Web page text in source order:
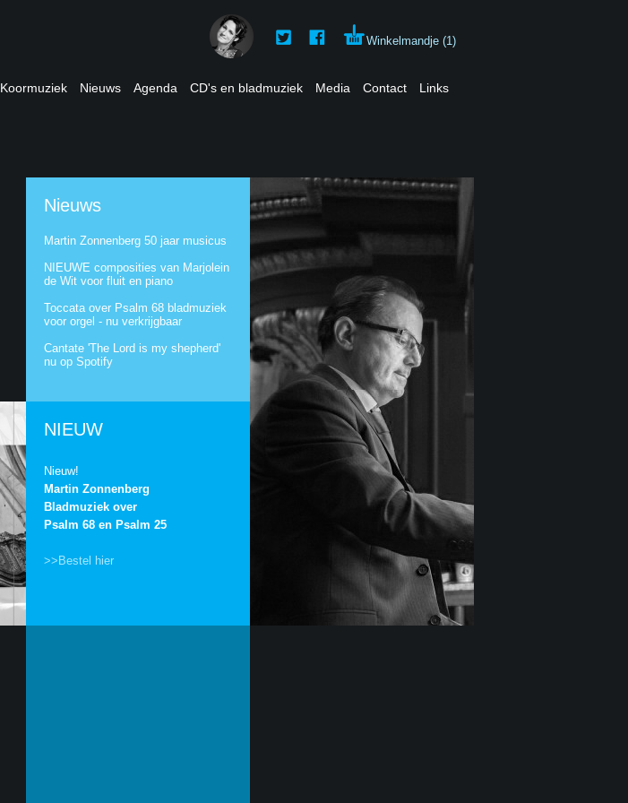
Winkelmandje (1)
Koormuziek Nieuws Agenda CD's en bladmuziek Media Contact Links
Nieuws
Martin Zonnenberg 50 jaar musicus
NIEUWE composities van Marjolein
de Wit voor fluit en piano
Toccata over Psalm 68 bladmuziek
voor orgel - nu verkrijgbaar
Cantate 'The Lord is my shepherd'
nu op Spotify
NIEUW
Nieuw!
Martin Zonnenberg
Bladmuziek over
Psalm 68 en Psalm 25
>>Bestel hier